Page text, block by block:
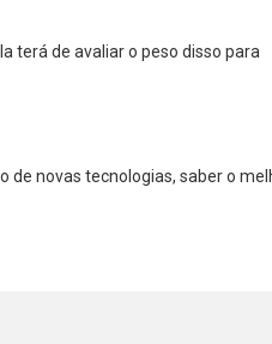
terá de avaliar o peso disso para
de novas tecnologias, saber o